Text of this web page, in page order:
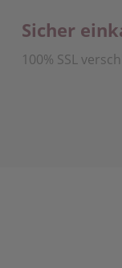
Sicher
100% SSL